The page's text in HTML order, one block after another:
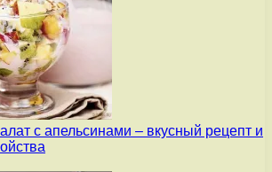
с апельсинами – вкусный рецепт и